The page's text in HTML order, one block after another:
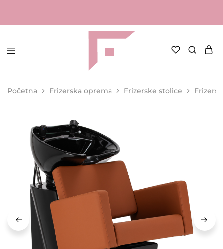
FAME
Profesionalna
za
kozmetičke
Početna Frizerska oprema Frizerske stolice